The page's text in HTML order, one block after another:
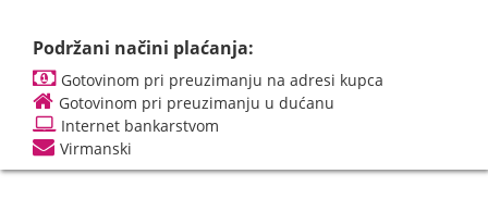
Podržani načini plaćanja:
Gotovinom pri preuzimanju na adresi kupca
Gotovinom pri preuzimanju u dućanu
Internet bankarstvom
Virmanski